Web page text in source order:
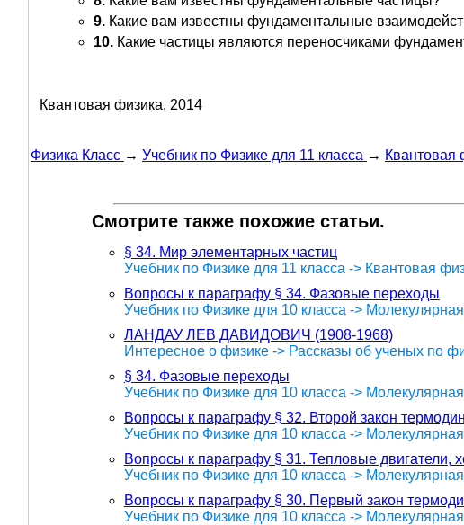
9. Какие вам известны фундаментальные
10. Какие частицы являются переносчиками
Квантовая физика. 2014
Физика Класс → Учебник по Физике для 11 класса → Квантовая
Смотрите также похожие статьи.
§ 34. Мир элементарных частиц
Учебник по Физике для 11 класса -> Квантовая
Вопросы к параграфу § 34. Фазовые переходы
Учебник по Физике для 10 класса ->
ЛАНДАУ ЛЕВ ДАВИДОВИЧ (1908-1968)
Интересное о физике -> Рассказы об ученых по
§ 34. Фазовые переходы
Учебник по Физике для 10 класса ->
Вопросы к параграфу § 32. Второй закон
Учебник по Физике для 10 класса ->
Вопросы к параграфу § 31. Тепловые двигатели,
Учебник по Физике для 10 класса ->
Вопросы к параграфу § 30. Первый закон
Учебник по Физике для 10 класса ->